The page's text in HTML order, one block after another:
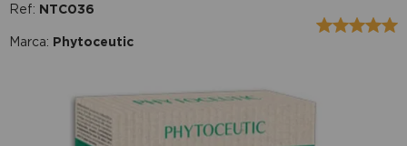
Ref: NTC036
Marca: Phytoceutic